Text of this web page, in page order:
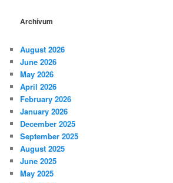
Archívum
August 2026
June 2026
May 2026
April 2026
February 2026
January 2026
December 2025
September 2025
August 2025
June 2025
May 2025